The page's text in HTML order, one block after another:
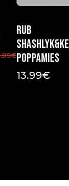
€
Rub
Poppamies
13.99€